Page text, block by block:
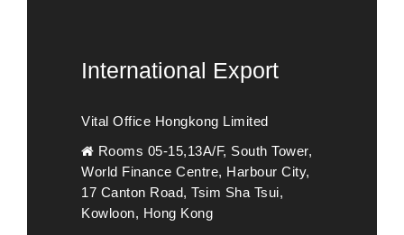
International Export
Vital Office Hongkong Limited
Rooms 05-15,13A/F, South Tower,
World Finance Centre, Harbour City,
17 Canton Road, Tsim Sha Tsui,
Kowloon, Hong Kong